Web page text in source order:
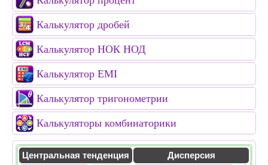
Калькулятор дробей
Калькулятор НОК НОД
Калькулятор EMI
Калькулятор тригонометрии
Калькуляторы комбинаторики
Центральная тенденция
Дисперсия